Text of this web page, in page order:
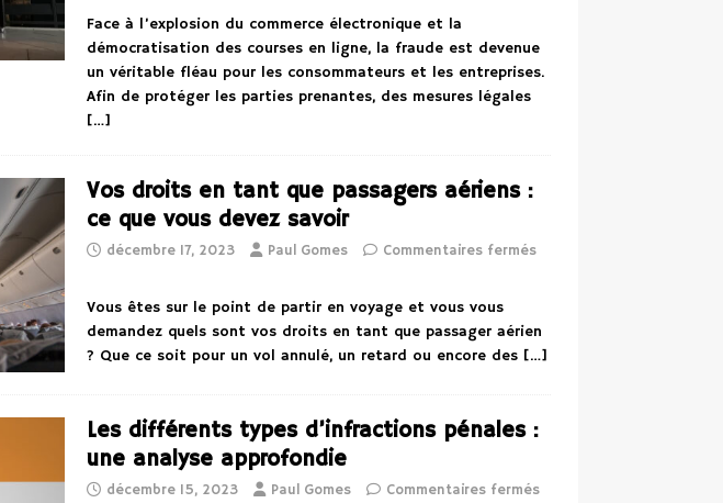
Face à l’explosion du commerce électronique et la
démocratisation des courses en ligne, la fraude est devenue
un véritable fléau pour les consommateurs et les entreprises.
Afin de protéger les parties prenantes, des mesures légales
[…]
Vos droits en tant que passagers aériens :
ce que vous devez savoir
décembre 17, 2023 Paul Gomes Commentaires fermés
Vous êtes sur le point de partir en voyage et vous vous
demandez quels sont vos droits en tant que passager aérien
? Que ce soit pour un vol annulé, un retard ou encore des […]
Les différents types d’infractions pénales :
une analyse approfondie
décembre 15, 2023 Paul Gomes Commentaires fermés